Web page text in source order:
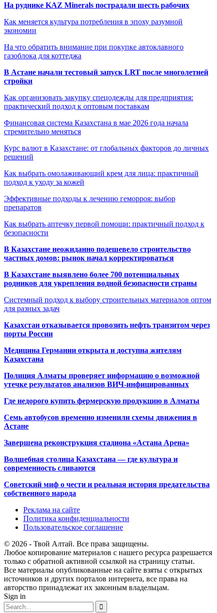
На руднике KAZ Minerals пострадали шесть рабочих
Как меняется культура потребления в эпоху разумной
экономии
На что обратить внимание при покупке автоклавного
газоблока для коттеджа
В Астане начали тестовый запуск LRT после многолетней
стройки
Как организовать закупку спецодежды для предприятия:
практический подход к оптовым поставкам
Финансовая система Казахстана в мае 2026 года начала
стремительно меняться
Курс валют в Казахстане: от глобальных факторов до личных
решений
Как выбрать омолаживающий крем для лица: практичный
подход к уходу за кожей
Эффективные подходы к лечению геморроя: выбор
препаратов
Как выбрать аптечку первой помощи: практичный подход к
безопасности
В Казахстане неожиданно подешевело строительство
частных домов: рынок начал корректироваться
В Казахстане выявлено более 700 потенциальных
родников для укрепления водной безопасности страны
Системный подход к выбору строительных материалов оптом
для разных задач
Казахстан отказывается провозить нефть транзитом через
порты России
Медицина Германии открыта и доступна жителям
Казахстана
Полиция Алматы проверяет информацию о возможной
утечке результатов анализов ВИЧ-инфицированных
Где недорого купить фермерскую продукцию в Алматы
Семь автобусов временно изменили схемы движения в
Астане
Завершена реконструкция стадиона «Астана Арена»
Волшебная столица Казахстана — где культура и
современность сливаются
Советский миф о чести и реальная история предательства
собственного народа
Реклама на сайте
Политика конфиденциальности
Пользовательское соглашение
© 2026 - Твой Алтай. Все права защищены.
Любое копирование материалов с нашего ресурса разрешается
только с обратной активной ссылкой на страницу статьи.
Все материалы опубликованные на сайте взяты с открытых
источников и других порталов интернета, все права на
авторство принадлежат их законным владельцам.
Sign in